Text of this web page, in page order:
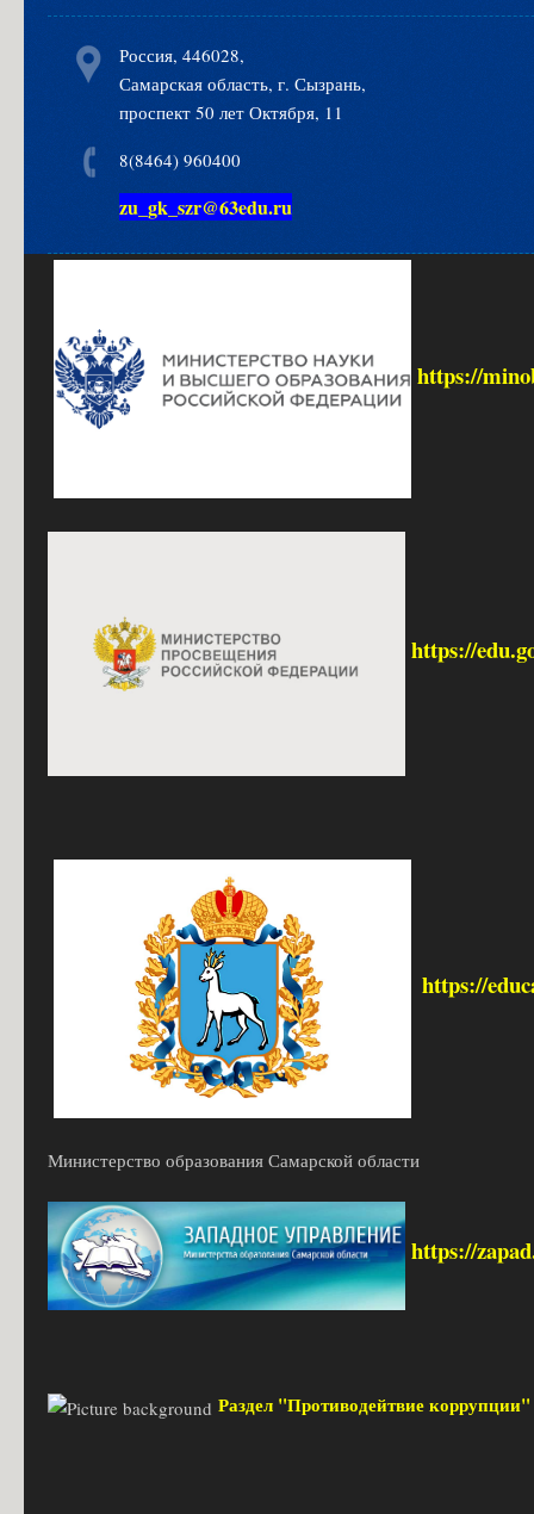
Россия, 446028,
Самарская область, г. Сызрань,
проспект 50 лет Октября, 11
8(8464) 960400
zu_gk_szr@63edu.ru
https://
https://
https://
Министерство образования Самарской области
https://
Раздел "Противодейтвие